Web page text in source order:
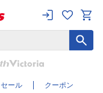
セール クーポン